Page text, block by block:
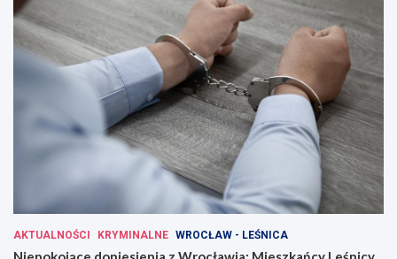
AKTUALNOŚCI KRYMINALNE WROCŁAW - LEŚNICA